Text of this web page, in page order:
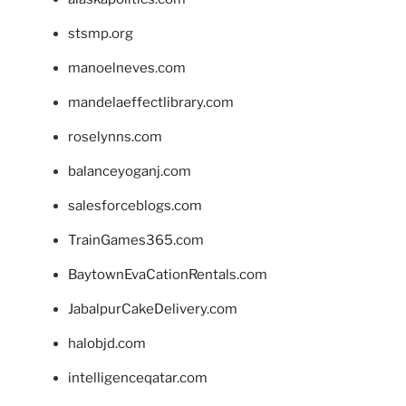
stsmp.org
manoelneves.com
mandelaeffectlibrary.com
roselynns.com
balanceyoganj.com
salesforceblogs.com
TrainGames365.com
BaytownEvaCationRentals.com
JabalpurCakeDelivery.com
halobjd.com
intelligenceqatar.com